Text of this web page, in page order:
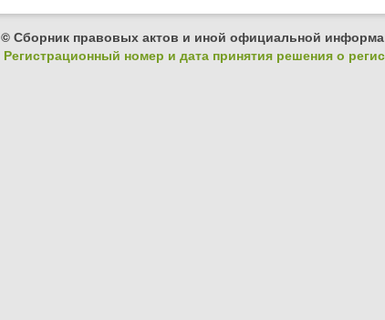
© Сборник правовых актов и иной официальной
Регистрационный номер и дата принятия решения о